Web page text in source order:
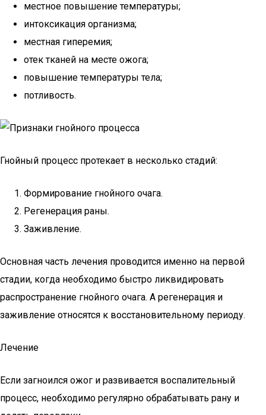
местное повышение температуры;
интоксикация организма;
местная гиперемия;
отек тканей на месте ожога;
повышение температуры тела;
потливость.
Гнойный процесс протекает в несколько стадий:
Формирование гнойного очага.
Регенерация раны.
Заживление.
Основная часть лечения проводится именно на первой
стадии, когда необходимо быстро ликвидировать
распространение гнойного очага. А регенерация и
заживление относятся к восстановительному периоду.
Лечение
Если загноился ожог и развивается воспалительный
процесс, необходимо регулярно обрабатывать рану и